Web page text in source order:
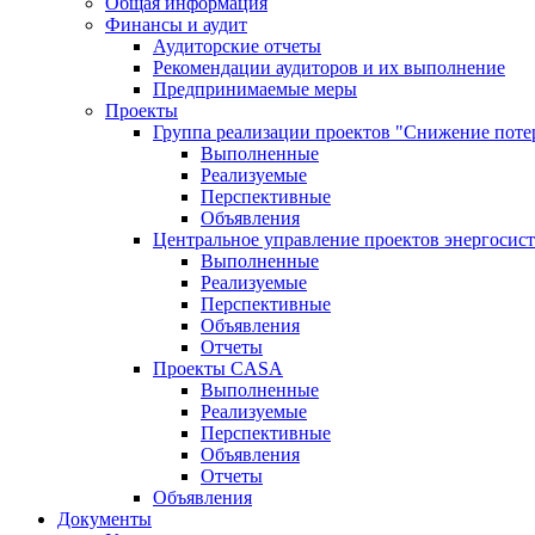
Финансы и аудит
Аудиторские отчеты
Рекомендации аудиторов и их выполнение
Предпринимаемые меры
Проекты
Группа реализации проектов "Снижение
Выполненные
Реализуемые
Перспективные
Объявления
Центральное управление проектов
Выполненные
Реализуемые
Перспективные
Объявления
Отчеты
Проекты CASA
Выполненные
Реализуемые
Перспективные
Объявления
Отчеты
Объявления
Документы